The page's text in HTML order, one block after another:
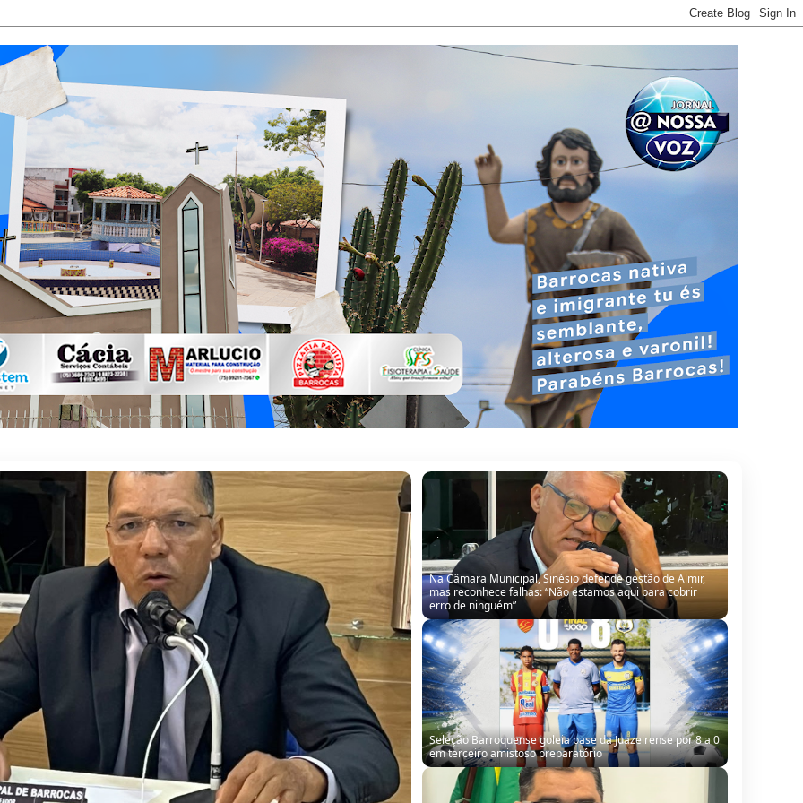
Seleção Barroquense goleia base da Juazeirense por 8 a 0
em terceiro amistoso preparatório
Dida cobra mineradora por melhoria de estrada: “Leva
tanta riqueza do nosso município e a gente pede o
mínimo”